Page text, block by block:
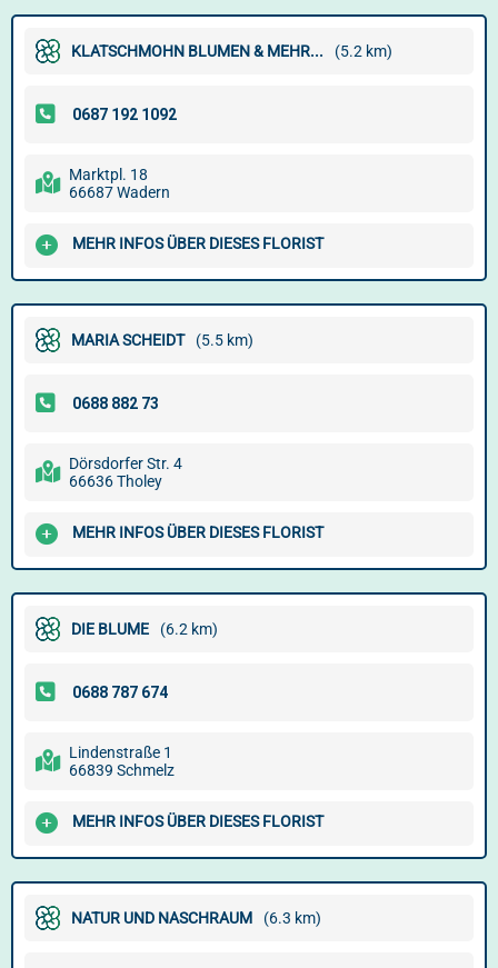
KLATSCHMOHN BLUMEN & MEHR... (5.2 km)
Marktpl. 18
66687 Wadern
MEHR INFOS ÜBER DIESES FLORIST
MARIA SCHEIDT (5.5 km)
Dörsdorfer Str. 4
66636 Tholey
MEHR INFOS ÜBER DIESES FLORIST
DIE BLUME (6.2 km)
Lindenstraße 1
66839 Schmelz
MEHR INFOS ÜBER DIESES FLORIST
NATUR UND NASCHRAUM (6.3 km)